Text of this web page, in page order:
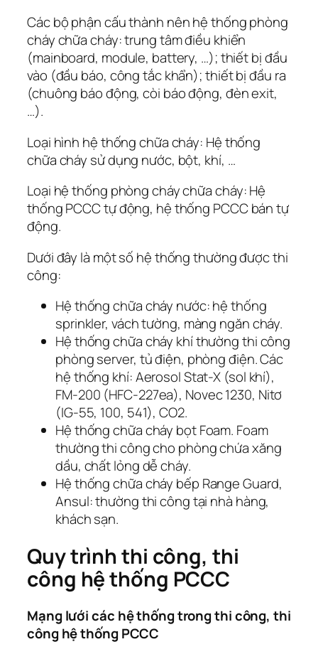
Các bộ phận cấu thành nên hệ thống phòng
cháy chữa cháy: trung tâm điều khiển
(mainboard, module, battery, …); thiết bị đầu
vào (đầu báo, công tắc khẩn); thiết bị đầu ra
(chuông báo động, còi báo động, đèn exit,
…).
Loại hình hệ thống chữa cháy: Hệ thống
chữa cháy sử dụng nước, bột, khí, …
Loại hệ thống phòng cháy chữa cháy: Hệ
thống PCCC tự động, hệ thống PCCC bán tự
động.
Dưới đây là một số hệ thống thường được thi
công:
Hệ thống chữa cháy nước: hệ thống
sprinkler, vách tường, màng ngăn cháy.
Hệ thống chữa cháy khí thường thi công
phòng server, tủ điện, phòng điện. Các
hệ thống khí: Aerosol Stat-X (sol khí),
FM-200 (HFC-227ea), Novec 1230, Nitơ
(IG-55, 100, 541), CO2.
Hệ thống chữa cháy bọt Foam. Foam
thường thi công cho phòng chứa xăng
dầu, chất lỏng dễ cháy.
Hệ thống chữa cháy bếp Range Guard,
Ansul: thường thi công tại nhà hàng,
khách sạn.
Quy trình thi công, thi
công hệ thống PCCC
Mạng lưới các hệ thống trong thi công, thi
công hệ thống PCCC